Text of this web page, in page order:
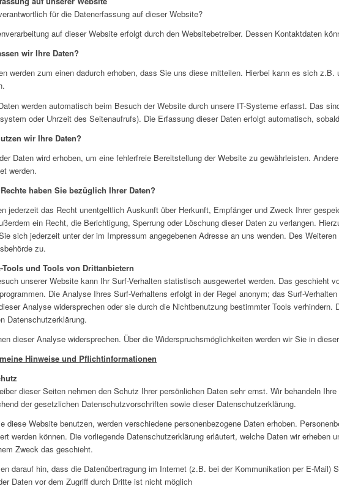
für die Datenerfassung auf dieser Website?
auf dieser Website erfolgt durch den Websitebetreiber. Dessen Kontaktdaten
wir Ihre Daten?
werden zum einen dadurch erhoben, dass Sie uns diese mitteilen. Hierbei kann es sich
werden automatisch beim Besuch der Website durch unsere IT-Systeme erfasst. Das
oder Uhrzeit des Seitenaufrufs). Die Erfassung dieser Daten erfolgt automatisch,
wir Ihre Daten?
Daten wird erhoben, um eine fehlerfreie Bereitstellung der Website zu gewährleisten.
werden.
haben Sie bezüglich Ihrer Daten?
jederzeit das Recht unentgeltlich Auskunft über Herkunft, Empfänger und Zweck Ihrer
ein Recht, die Berichtigung, Sperrung oder Löschung dieser Daten zu verlangen.
sich jederzeit unter der im Impressum angegebenen Adresse an uns wenden. Des
zu.
Tools und Tools von Drittanbietern
unserer Website kann Ihr Surf-Verhalten statistisch ausgewertet werden. Das geschieht
Die Analyse Ihres Surf-Verhaltens erfolgt in der Regel anonym; das Surf-
Analyse widersprechen oder sie durch die Nichtbenutzung bestimmter Tools
Datenschutzerklärung.
dieser Analyse widersprechen. Über die Widerspruchsmöglichkeiten werden wir Sie in
Hinweise und Pflichtinformationen
dieser Seiten nehmen den Schutz Ihrer persönlichen Daten sehr ernst. Wir behandeln
der gesetzlichen Datenschutzvorschriften sowie dieser Datenschutzerklärung.
diese Website benutzen, werden verschiedene personenbezogene Daten erhoben.
werden können. Die vorliegende Datenschutzerklärung erläutert, welche Daten wir erheben
Zweck das geschieht.
darauf hin, dass die Datenübertragung im Internet (z.B. bei der Kommunikation per E-Mail)
Daten vor dem Zugriff durch Dritte ist nicht möglich